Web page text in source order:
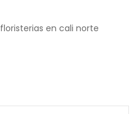
floristerias en cali norte